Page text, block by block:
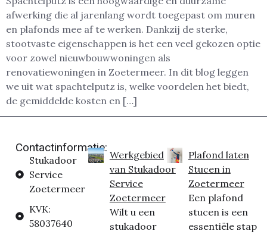
afwerking die al jarenlang wordt toegepast om muren
en plafonds mee af te werken. Dankzij de sterke,
stootvaste eigenschappen is het een veel gekozen optie
voor zowel nieuwbouwwoningen als
renovatiewoningen in Zoetermeer. In dit blog leggen
we uit wat spachtelputz is, welke voordelen het biedt,
de gemiddelde kosten en […]
Contactinformatie:
Stukadoor
Service
Zoetermeer
KVK:
58037640
Werkgebied
van Stukadoor
Service
Zoetermeer
Wilt u een
stukadoor
Plafond laten
Stucen in
Zoetermeer
Een plafond
stucen is een
essentiële stap